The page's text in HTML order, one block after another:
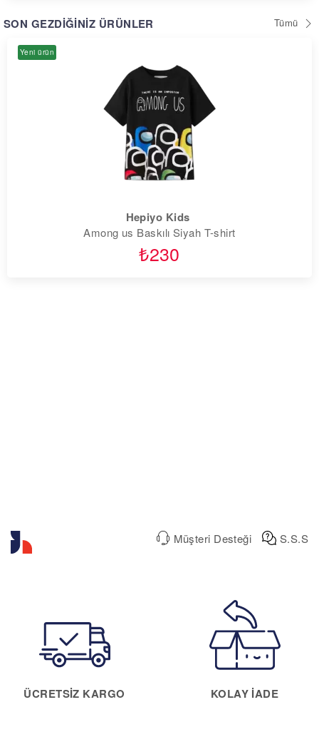
SON GEZDİĞİNİZ ÜRÜNLER Tümü
Yeni ürün
Hepiyo Kids
Among us Baskılı Siyah T-shirt
₺230
Müşteri Desteği S.S.S
ÜCRETSIZ KARGO KOLAY IADE